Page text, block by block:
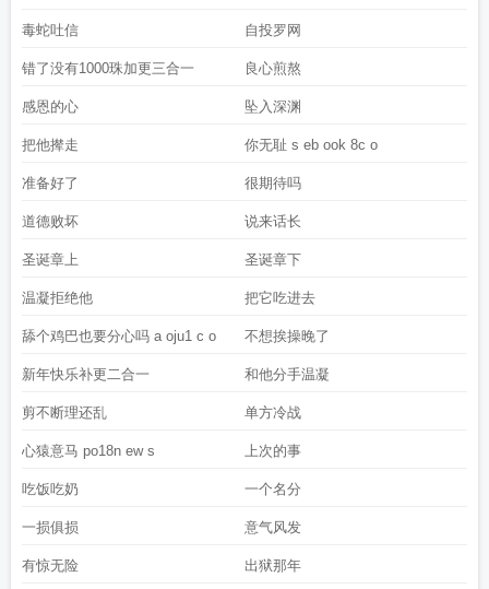
毒蛇吐信 自投罗网
错了没有1000珠加更三合一 良心煎熬
感恩的心 坠入深渊
把他撵走 你无耻 s eb ook 8c o
准备好了 很期待吗
道德败坏 说来话长
圣诞章上 圣诞章下
温凝拒绝他 把它吃进去
舔个鸡巴也要分心吗 a oju1 c o 不想挨操晚了
新年快乐补更二合一 和他分手温凝
剪不断理还乱 单方冷战
心猿意马 po18n ew s 上次的事
吃饭吃奶 一个名分
一损俱损 意气风发
有惊无险 出狱那年